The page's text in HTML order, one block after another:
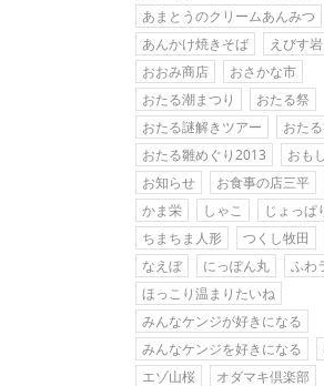
あまとうのクリームあんみつ
あんかけ焼きそば
えびす
おおみ商店
おさかな市
おたる潮まつり
おたる祭
おたる謎解きツアー
おた
おたる雛めぐり2013
おも
お知らせ
お食事の店三平
かま栄
しゃこ
じょっぱ
ちまちま人形
つくし牧田
なえぼ
にっぽん丸
ふわ
ほっこり温まりたいね
みんなケンジが好きになる
みんなケンジを好きになる
エゾ山桜
オダマキ倶楽部